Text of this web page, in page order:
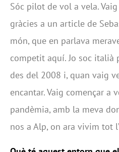
Sóc pilot de vol a vela.
gràcies a un article de
món, que en parlava
competit aquí. Jo soc italià
des del 2008 i, quan vaig
encantar. Vaig començar a
pandèmia, amb la meva
nos a Alp, on ara vivim tot